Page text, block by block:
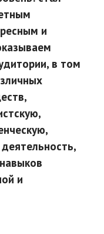
и
в том
и